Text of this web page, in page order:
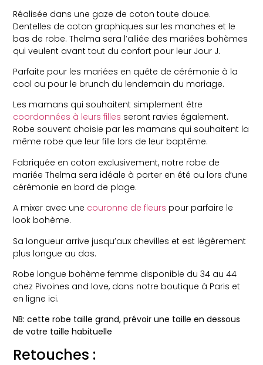
Réalisée dans une gaze de coton toute douce.
Dentelles de coton graphiques sur les manches et le
bas de robe. Thelma sera l’alliée des mariées bohèmes
qui veulent avant tout du confort pour leur Jour J.
Parfaite pour les mariées en quête de cérémonie à la
cool ou pour le brunch du lendemain du mariage.
Les mamans qui souhaitent simplement être
coordonnées à leurs filles seront ravies également.
Robe souvent choisie par les mamans qui souhaitent la
même robe que leur fille lors de leur baptême.
Fabriquée en coton exclusivement, notre robe de
mariée Thelma sera idéale à porter en été ou lors d’une
cérémonie en bord de plage.
A mixer avec une couronne de fleurs pour parfaire le
look bohème.
Sa longueur arrive jusqu’aux chevilles et est légèrement
plus longue au dos.
Robe longue bohème femme disponible du 34 au 44
chez Pivoines and love, dans notre boutique à Paris et
en ligne ici.
NB: cette robe taille grand, prévoir une taille en dessous
de votre taille habituelle
Retouches :